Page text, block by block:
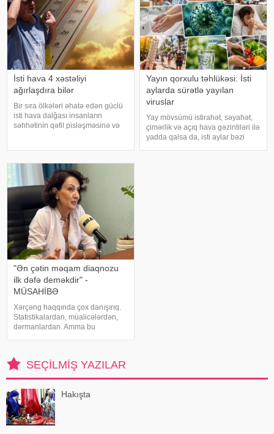
İsti hava 4 xəstəliyi
ağırlaşdıra bilər
Bir sıra ölkələri əhatə edən güclü
isti hava dalğası insanların
səhhətinin qəfil pisləşməsinə və
günvurma riski yaratmır. xarici
Yayın qorxulu təhlükəsi: İsti
aylarda sürətlə yayılan
viruslar
Yay mövsümü istirahət, səyahət,
çimərlik və açıq hava gəzintiləri ilə
yadda qalsa da, isti aylar bəzi
"Ən çətin məqam diaqnozu
ilk dəfə deməkdir" -
MÜSAHİBƏ
Xərçəng haqqında çox danışırıq.
Statistikalardan, müalicələrdən,
dərmanlardan. Amma bu
qorxularından, ümidlərindən,
yanlış bildiklərindən daha az
danışırıq. Elə buna gör
SEÇILMIŞ YAZILAR
Hakışta